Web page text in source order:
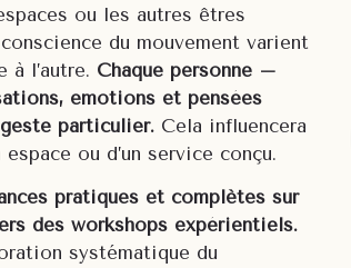
ou les autres êtres
du mouvement varient
à l’autre. Chaque personne –
emotions et pensées
particulier. Cela influencera
ou d’un service conçu.
pratiques et complètes sur
des workshops expérientiels.
systématique du